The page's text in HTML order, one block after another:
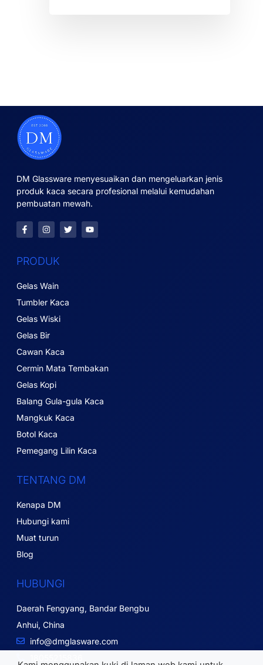
DM Glassware menyesuaikan dan mengeluarkan jenis
produk kaca secara profesional melalui kemudahan
pembuatan mewah.
PRODUK
Gelas Wain
Tumbler Kaca
Gelas Wiski
Gelas Bir
Cawan Kaca
Cermin Mata Tembakan
Gelas Kopi
Balang Gula-gula Kaca
Mangkuk Kaca
Botol Kaca
Pemegang Lilin Kaca
TENTANG DM
Kenapa DM
Hubungi kami
Muat turun
Blog
HUBUNGI
Daerah Fengyang, Bandar Bengbu
Anhui, China
info@dmglasware.com